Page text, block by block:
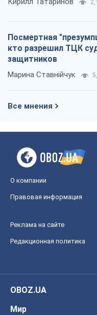
Посмертная
кто разрешил ТЦК
защитников
Марина Ставнійчук
Все мнения
О компании
Правовая информация
Реклама на сайте
Редакционная политика
OBOZ.UA
Мир